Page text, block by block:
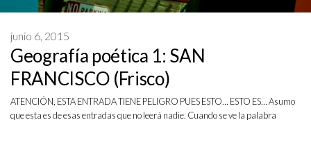
Geografía poética 1: SAN
FRANCISCO (Frisco)
junio 6, 2015
ATENCIÓN, ESTA ENTRADA TIENE PELIGRO PUES ESTO… ESTO ES… Asumo
que esta es de esas entradas que no leerá nadie. Cuando se ve la palabra